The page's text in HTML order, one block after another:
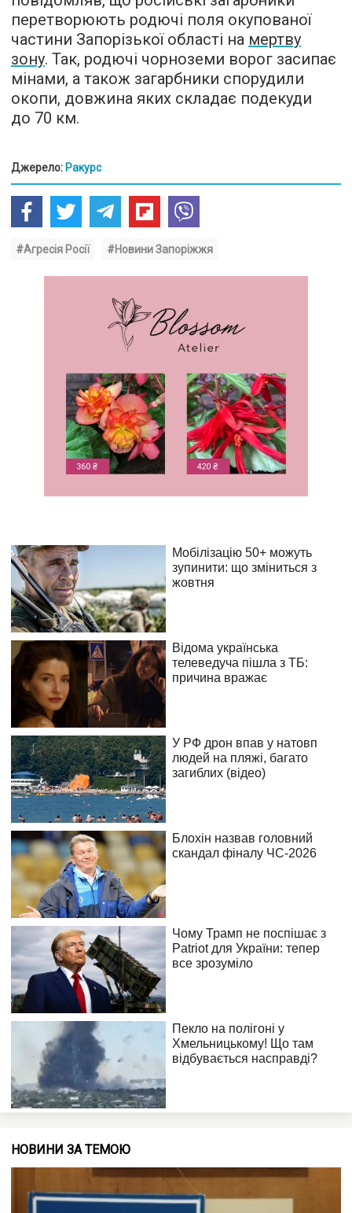
перетворюють родючі поля окупованої
частини Запорізької області на мертву
зону. Так, родючі чорноземи ворог засипає
мінами, а також загарбники спорудили
окопи, довжина яких складає подекуди
до 70 км.
Джерело: Ракурс
#Агресія Росії #Новини Запоріжжя
НОВИНИ ЗА ТЕМОЮ